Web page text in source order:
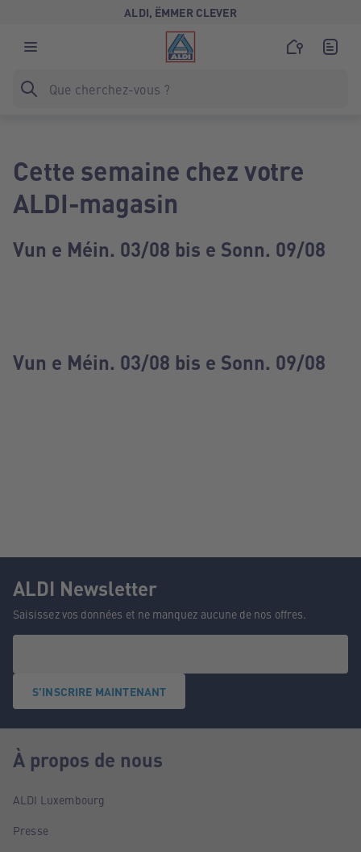
ALDI, ËMMER CLEVER
Cette semaine chez votre
ALDI-magasin
Vun e Méin. 03/08 bis e Sonn. 09/08
Vun e Méin. 03/08 bis e Sonn. 09/08
ALDI Newsletter
Saisissez vos données et ne manquez aucune de nos offres.
S'INSCRIRE MAINTENANT
À propos de nous
ALDI Luxembourg
Presse